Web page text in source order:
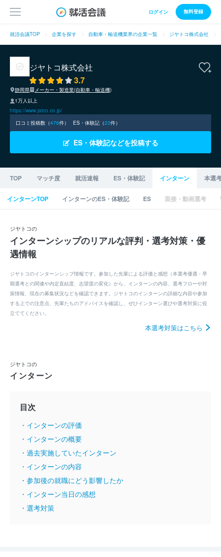
ログイン 無料登録
就活会議TOP 企業を探す 自動車・輸送機業界の企業一覧 ジヤトコ株式会社
ジヤトコ株式会社
3.7
静岡県
メーカー・製造業(自動車・輸送機)
1万人以上
https://www.jatco.co.jp/
口コミ投稿数（476件） ES・体験記（23件）
ES・体験記などを投稿する
TOP マッチ度 就活速報 ES・体験記 インターン 本選
インターンTOP インターンのES・体験記 ES 面接・動画選考
ジヤトコの
インターンシップのリアルな評判・選考対策・優
遇情報
ジヤトコのインターンシップ情報です。参加した先輩による評価と感想（本選考優遇・早
期選考との関連や内定直結度、志望度の変化）から、インターンの内容、選考フローや対
策情報、現在の募集状況などを確認できます。ジヤトコのインターンの詳細な内容や参加
する上での注意点、先輩たちのアドバイスを確認し、ぜひインターン選びや選考対策に役
立ててください。
本選考対策はこちら
ジヤトコの
インターン
目次
・インターンの評価
・インターンの概要
・過去実施していたインターン
・インターンの内容
・参加後の就職にどう影響したか
・インターン当日の感想
・選考対策